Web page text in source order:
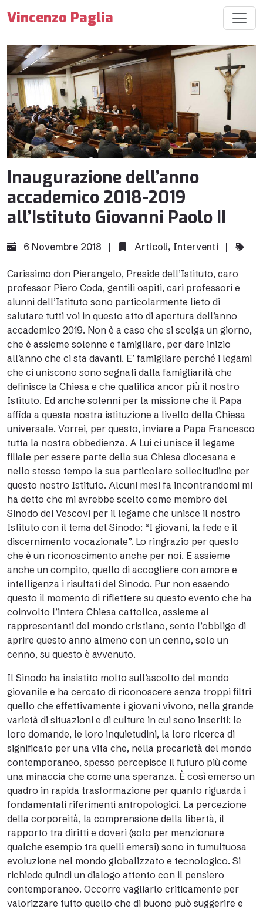
Vincenzo Paglia
Inaugurazione dell’anno
accademico 2018-2019
all’Istituto Giovanni Paolo II
6 Novembre 2018 | Articoli, Interventi |
Carissimo don Pierangelo, Preside dell’Istituto, caro
professor Piero Coda, gentili ospiti, cari professori e
alunni dell’Istituto sono particolarmente lieto di
salutare tutti voi in questo atto di apertura dell’anno
accademico 2019. Non è a caso che si scelga un giorno,
che è assieme solenne e famigliare, per dare inizio
all’anno che ci sta davanti. E’ famigliare perché i legami
che ci uniscono sono segnati dalla famigliarità che
definisce la Chiesa e che qualifica ancor più il nostro
Istituto. Ed anche solenni per la missione che il Papa
affida a questa nostra istituzione a livello della Chiesa
universale. Vorrei, per questo, inviare a Papa Francesco
tutta la nostra obbedienza. A Lui ci unisce il legame
filiale per essere parte della sua Chiesa diocesana e
nello stesso tempo la sua particolare sollecitudine per
questo nostro Istituto. Alcuni mesi fa incontrandomi mi
ha detto che mi avrebbe scelto come membro del
Sinodo dei Vescovi per il legame che unisce il nostro
Istituto con il tema del Sinodo: “I giovani, la fede e il
discernimento vocazionale”. Lo ringrazio per questo
che è un riconoscimento anche per noi. E assieme
anche un compito, quello di accogliere con amore e
intelligenza i risultati del Sinodo. Pur non essendo
questo il momento di riflettere su questo evento che ha
coinvolto l’intera Chiesa cattolica, assieme ai
rappresentanti del mondo cristiano, sento l’obbligo di
aprire questo anno almeno con un cenno, solo un
cenno, su questo è avvenuto.
Il Sinodo ha insistito molto sull’ascolto del mondo
giovanile e ha cercato di riconoscere senza troppi filtri
quello che effettivamente i giovani vivono, nella grande
varietà di situazioni e di culture in cui sono inseriti: le
loro domande, le loro inquietudini, la loro ricerca di
significato per una vita che, nella precarietà del mondo
contemporaneo, spesso percepisce il futuro più come
una minaccia che come una speranza. È così emerso un
quadro in rapida trasformazione per quanto riguarda i
fondamentali riferimenti antropologici. La percezione
della corporeità, la comprensione della libertà, il
rapporto tra diritti e doveri (solo per menzionare
qualche esempio tra quelli emersi) sono in tumultuosa
evoluzione nel mondo globalizzato e tecnologico. Si
richiede quindi un dialogo attento con il pensiero
contemporaneo. Occorre vagliarlo criticamente per
valorizzare tutto quello che di buono può suggerire e